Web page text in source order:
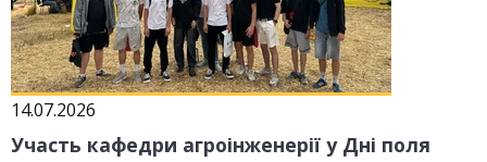
14.07.2026
Участь кафедри агроінженерії у Дні поля